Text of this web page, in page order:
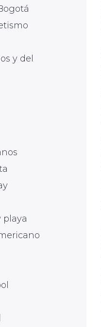
y del
playa